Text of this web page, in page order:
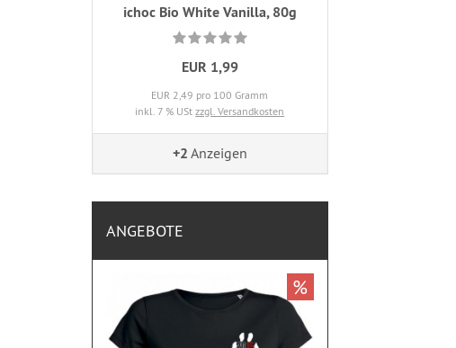
ichoc Bio White Vanilla, 80g
EUR 1,99
EUR 2,49 pro 100 Gramm
inkl. 7 % UStzzgl. Versandkosten
+2 Anzeigen
ANGEBOTE
%